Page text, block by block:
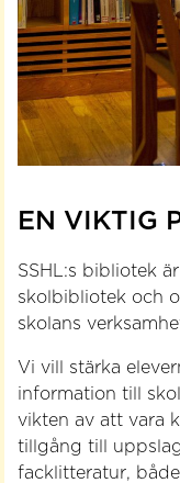
EN VIKTIG
SSHL:s bibliotek
skolbibliotek och
skolans
Vi vill stärka
information till
vikten av att vara
tillgång till
facklitteratur,